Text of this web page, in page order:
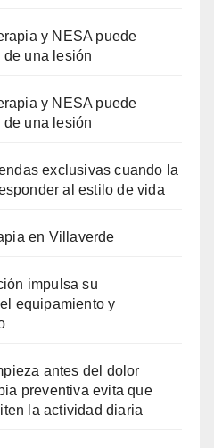
y NESA puede
de una lesión
y NESA puede
de una lesión
exclusivas cuando la
al estilo de vida
en Villaverde
impulsa su
equipamiento y
antes del dolor
preventiva evita que
la actividad diaria